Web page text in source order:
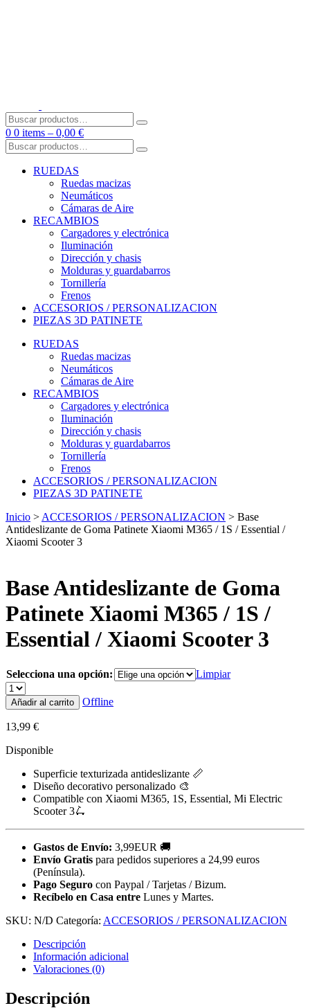
Buscar
por:
0 0 items – 0,00 €
Buscar
por:
RUEDAS
Ruedas macizas
Neumáticos
Cámaras de Aire
RECAMBIOS
Cargadores y electrónica
Iluminación
Dirección y chasis
Molduras y guardabarros
Tornillería
Frenos
ACCESORIOS / PERSONALIZACION
PIEZAS 3D PATINETE
RUEDAS
Ruedas macizas
Neumáticos
Cámaras de Aire
RECAMBIOS
Cargadores y electrónica
Iluminación
Dirección y chasis
Molduras y guardabarros
Tornillería
Frenos
ACCESORIOS / PERSONALIZACION
PIEZAS 3D PATINETE
Inicio > ACCESORIOS / PERSONALIZACION > Base
Antideslizante de Goma Patinete Xiaomi M365 / 1S / Essential /
Xiaomi Scooter 3
Base Antideslizante de Goma
Patinete Xiaomi M365 / 1S /
Essential / Xiaomi Scooter 3
Selecciona una opción: Limpiar
Añadir al carrito Offline
13,99 €
Disponible
Superficie texturizada antideslizante 📏
Diseño decorativo personalizado 🎨
Compatible con Xiaomi M365, 1S, Essential, Mi Electric
Scooter 3🛴
Gastos de Envío: 3,99EUR 🚚
Envío Gratis para pedidos superiores a 24,99 euros
(Península).
Pago Seguro con Paypal / Tarjetas / Bizum.
Recíbelo en Casa entre Lunes y Martes.
SKU: N/D Categoría: ACCESORIOS / PERSONALIZACION
Descripción
Información adicional
Valoraciones (0)
Descripción